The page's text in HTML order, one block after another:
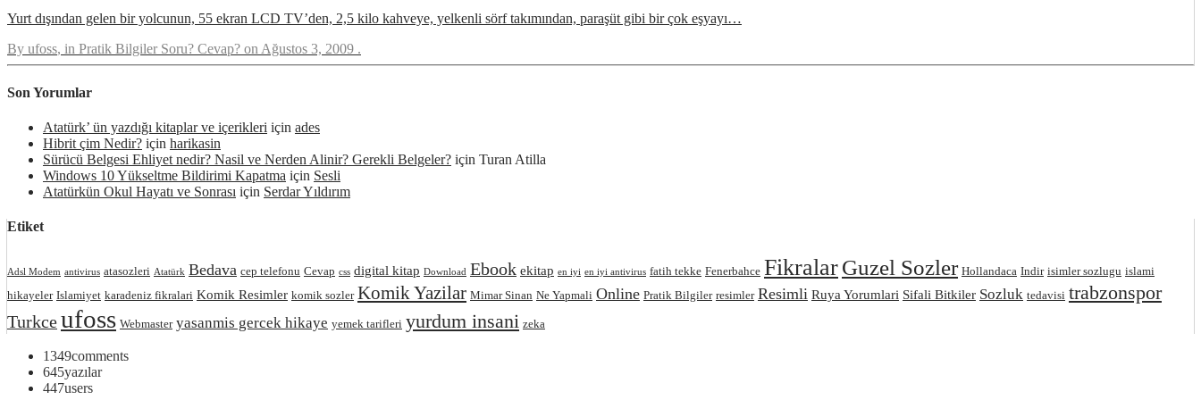
Yurt dışından gelen bir yolcunun, 55 ekran LCD TV’den, 2,5 kilo kahveye, yelkenli sörf takımından, paraşüt gibi bir çok eşyayı…
By ufoss, in Pratik Bilgiler Soru? Cevap? on Ağustos 3, 2009 .
Son Yorumlar
Atatürk’ ün yazdığı kitaplar ve içerikleri için ades
Hibrit çim Nedir? için harikasin
Sürücü Belgesi Ehliyet nedir? Nasil ve Nerden Alinir? Gerekli Belgeler? için Turan Atilla
Windows 10 Yükseltme Bildirimi Kapatma için Sesli
Atatürkün Okul Hayatı ve Sonrası için Serdar Yıldırım
Etiket
Adsl Modem antivirus atasozleri Atatürk Bedava cep telefonu Cevap css digital kitap Download Ebook ekitap en iyi en iyi antivirus fatih tekke Fenerbahce FikralarGuzel Sozler Hollandaca Indir isimler sozlugu islami
hikayeler Islamiyet karadeniz fikralari Komik Resimler komik sozler Komik Yazilar Mimar Sinan Ne Yapmali Online Pratik Bilgiler resimler Resimli Ruya Yorumlari Sifali Bitkiler Sozluk tedavisi trabzonspor
Turkceufoss Webmaster yasanmis gercek hikaye yemek tarifleri yurdum insani zeka
1349comments
645yazılar
447users